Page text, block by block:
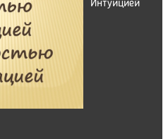
Интуицией